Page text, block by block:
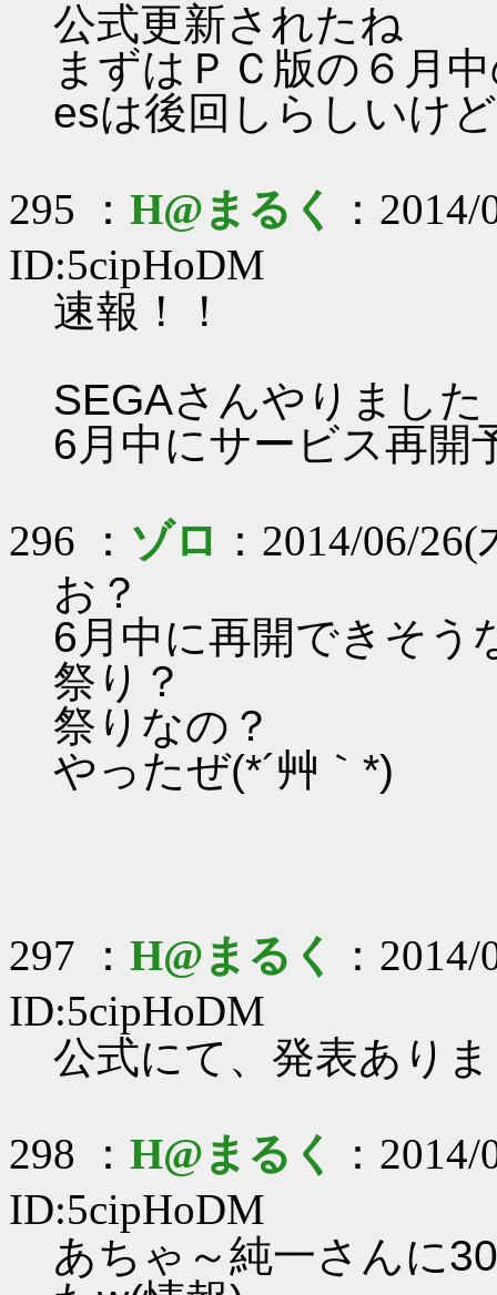
公式更新されたね
まずはＰＣ版の６月
esは後回しらしいけ
295 ： H@まるく
：
ID:5cipHoDM
速報！！
SEGAさんやりました
6月中にサービス再開
296 ： ゾロ ：2014/06/
お？
6月中に再開できそう
祭り？
祭りなの？
やったぜ(*´艸｀*)
297 ： H@まるく
：
ID:5cipHoDM
公式にて、発表あり
298 ： H@まるく
：
ID:5cipHoDM
あちゃ～純一さんに